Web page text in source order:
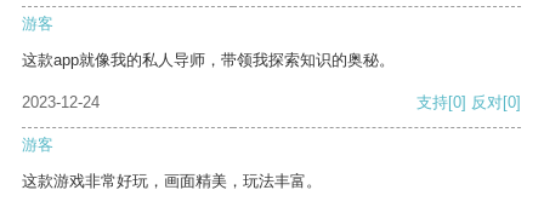
游客
这款app就像我的私人导师，带领我探索知识的奥秘。
2023-12-24 支持[0] 反对[0]
游客
这款游戏非常好玩，画面精美，玩法丰富。